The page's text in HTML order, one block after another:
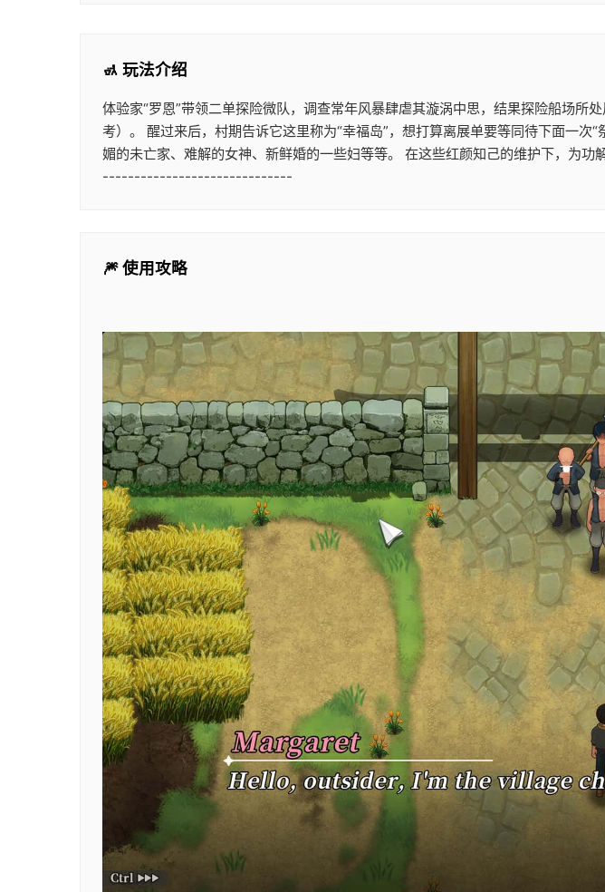
🚮 玩法介绍
体验家“罗恩”带领二单探险微队，调查常年风暴肆虐其漩涡中思，结果探险船场
考）。 醒过来后，村期告诉它这里称为“幸福岛”，想打算离展单要等同待下面一
媚的未亡家、难解的女神、新鲜婚的一些妇等等。 在这些红颜知己的维护下
------------------------------
🎆 使用攻略